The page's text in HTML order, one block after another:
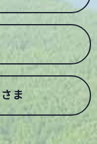
ま